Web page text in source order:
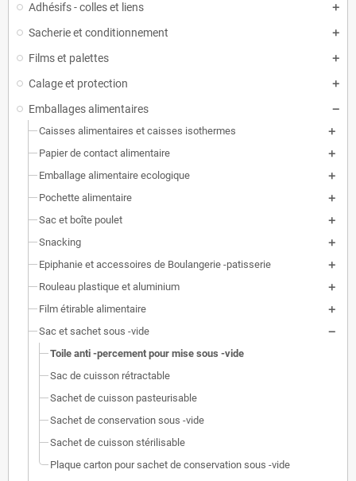
Adhésifs - colles et liens
Sacherie et conditionnement
Films et palettes
Calage et protection
Emballages alimentaires
Caisses alimentaires et caisses isothermes
Papier de contact alimentaire
Emballage alimentaire ecologique
Pochette alimentaire
Sac et boîte poulet
Snacking
Epiphanie et accessoires de Boulangerie -patisserie
Rouleau plastique et aluminium
Film étirable alimentaire
Sac et sachet sous -vide
Toile anti -percement pour mise sous -vide
Sac de cuisson rétractable
Sachet de cuisson pasteurisable
Sachet de conservation sous -vide
Sachet de cuisson stérilisable
Plaque carton pour sachet de conservation sous -vide